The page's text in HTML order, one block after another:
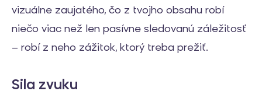
vizuálne zaujatého, čo z tvojho obsahu robí
niečo viac než len pasívne sledovanú záležitosť
– robí z neho zážitok, ktorý treba prežiť.
Sila zvuku